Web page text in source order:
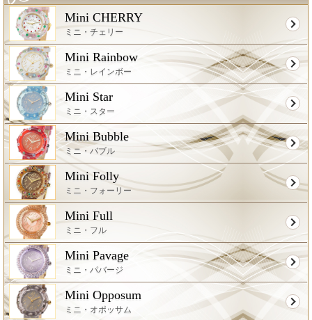
Mini CHERRY
ミニ・チェリー
Mini Rainbow
ミニ・レインボー
Mini Star
ミニ・スター
Mini Bubble
ミニ・バブル
Mini Folly
ミニ・フォーリー
Mini Full
ミニ・フル
Mini Pavage
ミニ・パバージ
Mini Opposum
ミニ・オポッサム